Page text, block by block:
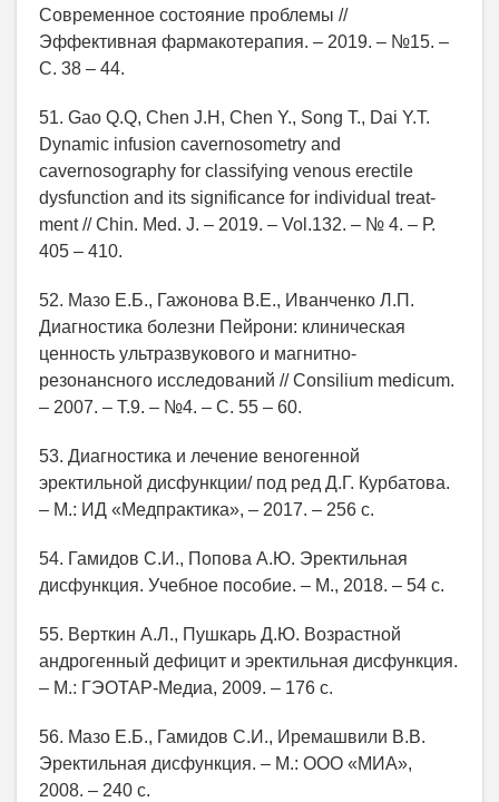
Современное состояние проблемы //
Эффективная фармакотерапия. – 2019. – №15. –
С. 38 – 44.
51. Gao Q.Q, Chen J.H, Chen Y., Song T., Dai Y.T.
Dynamic infusion cavernosometry and
cavernosography for classifying venous erectile
dysfunction and its significance for individual treat-
ment // Chin. Med. J. – 2019. – Vol.132. – № 4. – Р.
405 – 410.
52. Мазо Е.Б., Гажонова В.Е., Иванченко Л.П.
Диагностика болезни Пейрони: клиническая
ценность ультразвукового и магнитно-
резонансного исследований // Consilium medicum.
– 2007. – Т.9. – №4. – С. 55 – 60.
53. Диагностика и лечение веногенной
эректильной дисфункции/ под ред Д.Г. Курбатова.
– М.: ИД «Медпрактика», – 2017. – 256 с.
54. Гамидов С.И., Попова А.Ю. Эректильная
дисфункция. Учебное пособие. – М., 2018. – 54 с.
55. Верткин А.Л., Пушкарь Д.Ю. Возрастной
андрогенный дефицит и эректильная дисфункция.
– М.: ГЭОТАР-Медиа, 2009. – 176 с.
56. Мазо Е.Б., Гамидов С.И., Иремашвили В.В.
Эректильная дисфункция. – М.: ООО «МИА»,
2008. – 240 с.